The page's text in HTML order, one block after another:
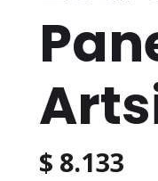
$ 8.133